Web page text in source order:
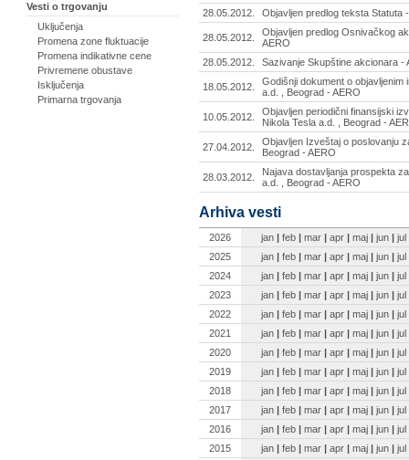
Vesti o trgovanju
Uključenja
Promena zone fluktuacije
Promena indikativne cene
Privremene obustave
Isključenja
Primarna trgovanja
28.05.2012.
Objavljen predlog teksta Statuta
28.05.2012.
Objavljen predlog Osnivačkog
AERO
28.05.2012.
Sazivanje Skupštine akcionara -
18.05.2012.
Godišnji dokument o objavljenim
a.d. , Beograd - AERO
10.05.2012.
Objavljen periodični finansijski
Nikola Tesla a.d. , Beograd -
27.04.2012.
Objavljen Izveštaj o poslovanju
Beograd - AERO
28.03.2012.
Najava dostavljanja prospekta
a.d. , Beograd - AERO
Arhiva vesti
2026 jan | feb | mar | apr | maj | jun | jul
2025
jan | feb | mar | apr | maj | jun | jul
2024
jan | feb | mar | apr | maj | jun | jul
2023
jan | feb | mar | apr | maj | jun | jul
2022
jan | feb | mar | apr | maj | jun | jul
2021
jan | feb | mar | apr | maj | jun | jul
2020
jan | feb | mar | apr | maj | jun | jul
2019
jan | feb | mar | apr | maj | jun | jul
2018
jan | feb | mar | apr | maj | jun | jul
2017
jan | feb | mar | apr | maj | jun | jul
2016
jan | feb | mar | apr | maj | jun | jul
2015
jan | feb | mar | apr | maj | jun | jul